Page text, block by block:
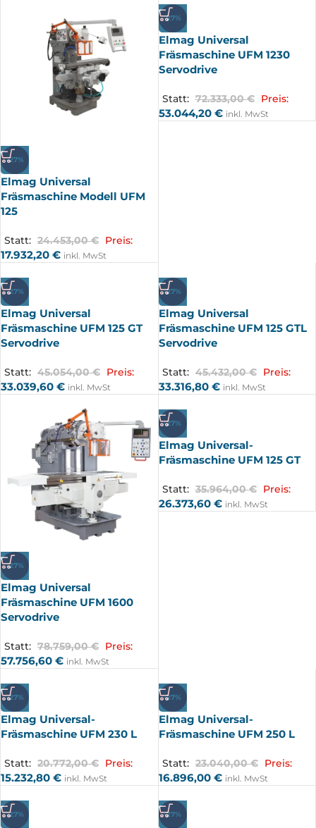
-27%
Elmag Universal
Fräsmaschine Modell UFM
125
Statt: 24.453,00€ Preis:
17.932,20 € inkl. MwSt
-27%
Elmag Universal
Fräsmaschine UFM 1230
Servodrive
Statt: 72.333,00€ Preis:
53.044,20 € inkl. MwSt
-27%
Elmag Universal
Fräsmaschine UFM 125 GT
Servodrive
Statt: 45.054,00€ Preis:
33.039,60 € inkl. MwSt
-27%
Elmag Universal
Fräsmaschine UFM 125 GTL
Servodrive
Statt: 45.432,00€ Preis:
33.316,80 € inkl. MwSt
-27%
Elmag Universal
Fräsmaschine UFM 1600
Servodrive
Statt: 78.759,00€ Preis:
57.756,60 € inkl. MwSt
-27%
Elmag Universal-
Fräsmaschine UFM 125 GT
Statt: 35.964,00€ Preis:
26.373,60 € inkl. MwSt
-27%
Elmag Universal-
Fräsmaschine UFM 230 L
Statt: 20.772,00€ Preis:
15.232,80 € inkl. MwSt
-27%
Elmag Universal-
Fräsmaschine UFM 250 L
Statt: 23.040,00€ Preis:
16.896,00 € inkl. MwSt
-27% -27%